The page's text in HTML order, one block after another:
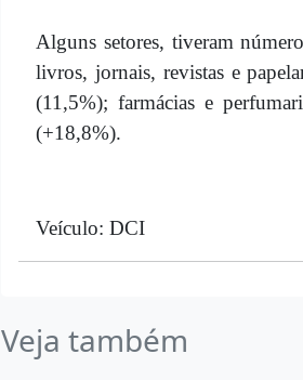
Alguns setores, tiveram
livros, jornais, revistas e
(11,5%); farmácias e
(+18,8%).
Veículo: DCI
Veja também